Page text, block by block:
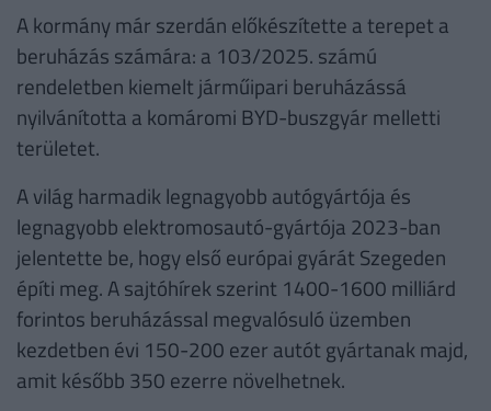
A kormány már szerdán előkészítette a terepet a
beruházás számára: a 103/2025. számú
rendeletben kiemelt járműipari beruházássá
nyilvánította a komáromi BYD-buszgyár melletti
területet.
A világ harmadik legnagyobb autógyártója és
legnagyobb elektromosautó-gyártója 2023-ban
jelentette be, hogy első európai gyárát Szegeden
építi meg. A sajtóhírek szerint 1400-1600 milliárd
forintos beruházással megvalósuló üzemben
kezdetben évi 150-200 ezer autót gyártanak majd,
amit később 350 ezerre növelhetnek.